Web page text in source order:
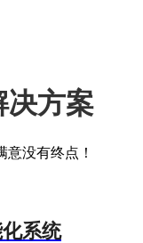
决方案
意没有终点！
系统